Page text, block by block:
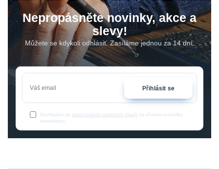
Nepropásněte novinky, akce a
slevy!
Můžete se kdykoli odhlásit. Zasíláme jednou za 14 dní.
Přihlásit se
Souhlasím se zpracováním osobních údajů za účelem rozesílky
newsletteru.